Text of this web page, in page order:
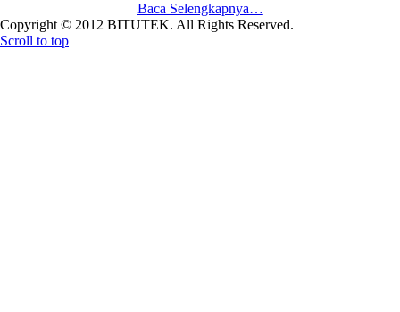
Baca Selengkapnya…
Copyright © 2012 BITUTEK. All Rights Reserved.
Scroll to top